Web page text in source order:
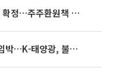
SK하이닉스, 분기배당 375원 확정…주주환원책 9월로 앞당겨 발표
美 ‘232조 하이브리드 제재’ 임박…K-태양광, 불확실성 털고 날개 다나